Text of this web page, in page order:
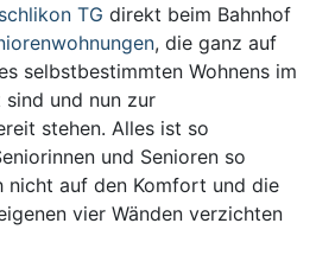
TG direkt beim Bahnhof
, die ganz auf
selbstbestimmten Wohnens im
und nun zur
stehen. Alles ist so
und Senioren so
nicht auf den Komfort und die
vier Wänden verzichten